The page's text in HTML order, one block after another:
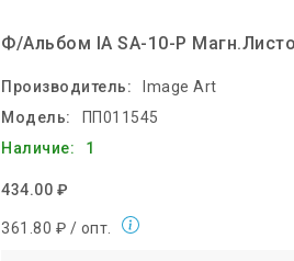
Ф/Альбом IA SA-10-P
Производитель:
Image Art
Модель:
ПП011545
Наличие:
1
434.00 ₽
361.80 ₽ / опт.